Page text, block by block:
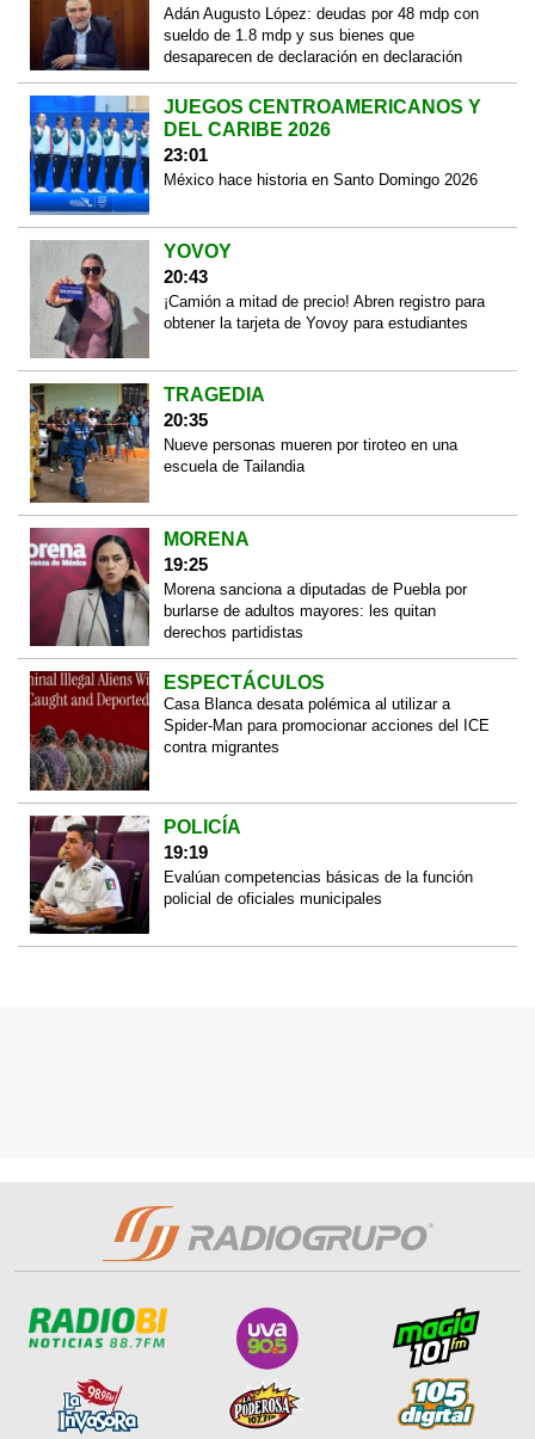
Adán Augusto López: deudas por 48 mdp con
sueldo de 1.8 mdp y sus bienes que
desaparecen de declaración en declaración
JUEGOS CENTROAMERICANOS Y
DEL CARIBE 2026
23:01
México hace historia en Santo Domingo 2026
YOVOY
20:43
¡Camión a mitad de precio! Abren registro para
obtener la tarjeta de Yovoy para estudiantes
TRAGEDIA
20:35
Nueve personas mueren por tiroteo en una
escuela de Tailandia
MORENA
19:25
Morena sanciona a diputadas de Puebla por
burlarse de adultos mayores: les quitan
derechos partidistas
ESPECTÁCULOS
Casa Blanca desata polémica al utilizar a
Spider-Man para promocionar acciones del ICE
contra migrantes
POLICÍA
19:19
Evalúan competencias básicas de la función
policial de oficiales municipales